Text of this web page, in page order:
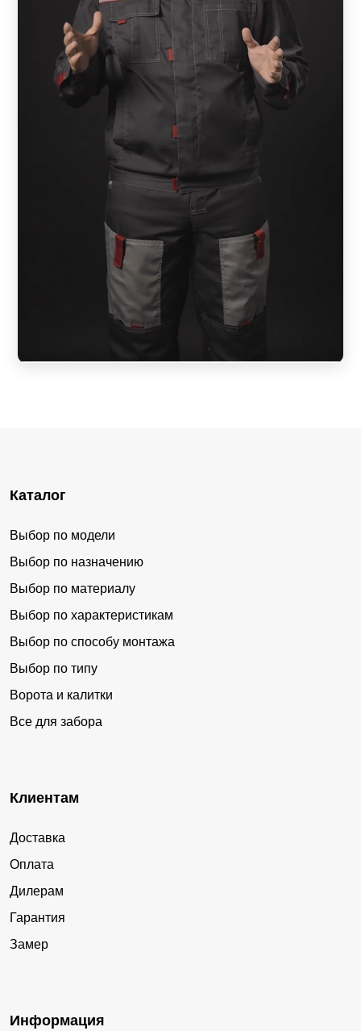
Каталог
Выбор по модели
Выбор по назначению
Выбор по материалу
Выбор по характеристикам
Выбор по способу монтажа
Выбор по типу
Ворота и калитки
Все для забора
Клиентам
Доставка
Оплата
Дилерам
Гарантия
Замер
Информация